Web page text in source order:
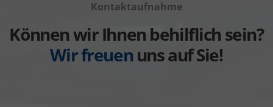
anzeigen
Kontaktaufnahme
Können wir Ihnen behilflich sein?
Wir freuenuns auf Sie!